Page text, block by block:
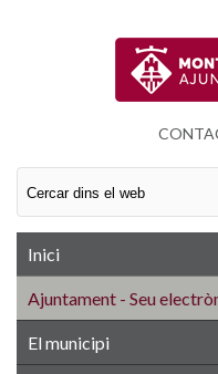
Inici
Ajuntament - Seu
El municipi